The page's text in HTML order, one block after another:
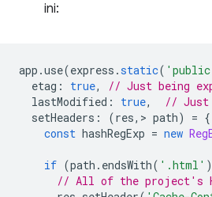
ini:
app .use(express .static(
etag : true,
// Just being
lastModified : true,
// Just
setHeaders : (res, > path) = {
const hashRegExp = new
if (path . endsWith( '.html'
// All of the project's